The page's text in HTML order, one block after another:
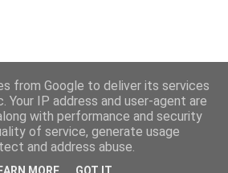
from Google to deliver its services
Your IP address and user-agent are
with performance and security
of service, generate usage
and address abuse.